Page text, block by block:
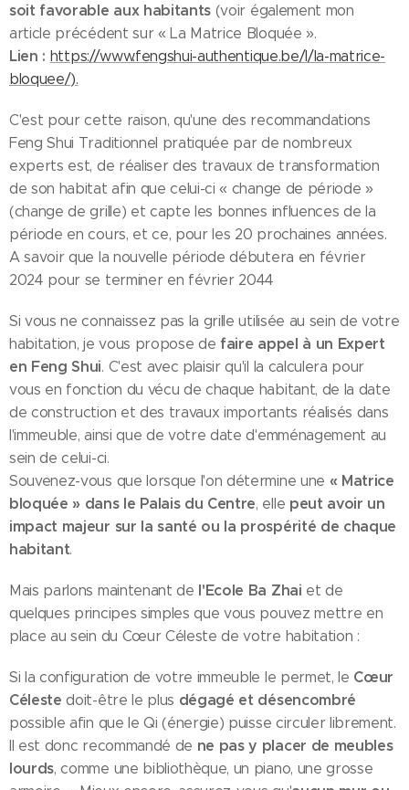
soit favorable aux habitants (voir également mon
article précédent sur « La Matrice Bloquée ».
Lien : https://www.fengshui-authentique.be/l/la-matrice-
bloquee/).
C'est pour cette raison, qu'une des recommandations
Feng Shui Traditionnel pratiquée par de nombreux
experts est, de réaliser des travaux de transformation
de son habitat afin que celui-ci « change de période »
(change de grille) et capte les bonnes influences de la
période en cours, et ce, pour les 20 prochaines années.
A savoir que la nouvelle période débutera en février
2024 pour se terminer en février 2044
Si vous ne connaissez pas la grille utilisée au sein de votre
habitation, je vous propose de faire appel à un Expert
en Feng Shui. C'est avec plaisir qu'il la calculera pour
vous en fonction du vécu de chaque habitant, de la date
de construction et des travaux importants réalisés dans
l'immeuble, ainsi que de votre date d'emménagement au
sein de celui-ci.
Souvenez-vous que lorsque l'on détermine une « Matrice
bloquée » dans le Palais du Centre, elle peut avoir un
impact majeur sur la santé ou la prospérité de chaque
habitant.
Mais parlons maintenant de l'Ecole Ba Zhai et de
quelques principes simples que vous pouvez mettre en
place au sein du Cœur Céleste de votre habitation :
Si la configuration de votre immeuble le permet, le Cœur
Céleste doit-être le plus dégagé et désencombré
possible afin que le Qi (énergie) puisse circuler librement.
Il est donc recommandé de ne pas y placer de meubles
lourds, comme une bibliothèque, un piano, une grosse